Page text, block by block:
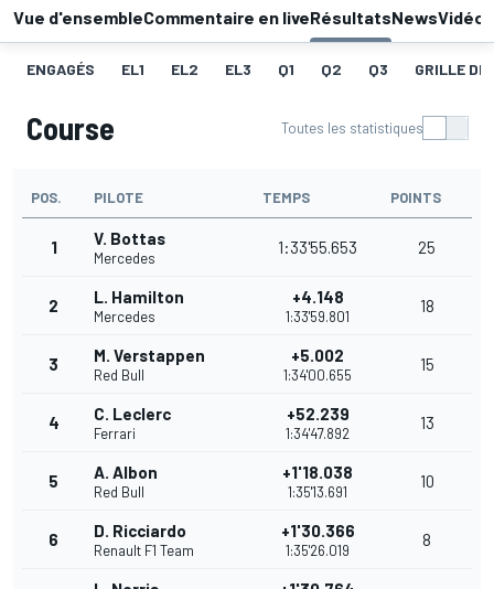
Vue d'ensembleCommentaire en liveRésultatsNewsVidéos
ENGAGÉS EL1 EL2 EL3 Q1 Q2 Q3 GRILLE DE
Course Toutes les statistiques
POS. PILOTE TEMPS POINTS
1 V. Bottas
Mercedes
1:33'55.653 25
2 L. Hamilton
Mercedes
+4.148
1:33'59.801
18
3 M. Verstappen
Red Bull
+5.002
1:34'00.655
15
4 C. Leclerc
Ferrari
+52.239
1:34'47.892
13
5 A. Albon
Red Bull
+1'18.038
1:35'13.691
10
6 D. Ricciardo
Renault F1 Team
+1'30.366
1:35'26.019
8